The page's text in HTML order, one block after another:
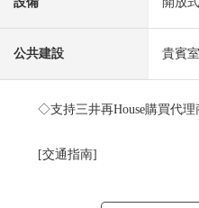
公共建設 貴賓
◇支持三井再House購買代
[交通指南]
大阪Metro御堂筋線"梅田"車